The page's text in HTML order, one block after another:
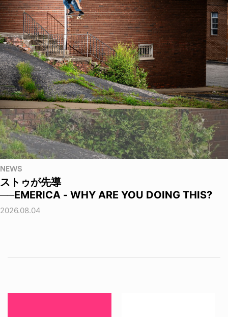
NEWS
ストゥが先導
──EMERICA - WHY ARE YOU DOING THIS?
2026.08.04